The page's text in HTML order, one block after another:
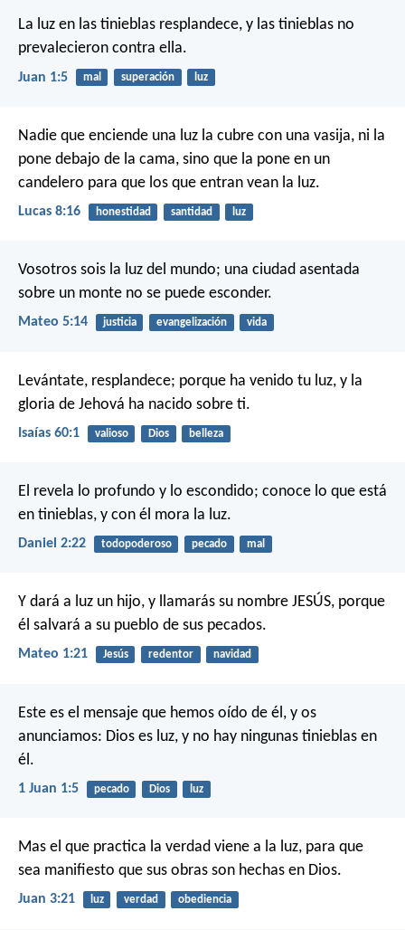
La luz en las tinieblas resplandece, y las tinieblas no
prevalecieron contra ella.
Juan 1:5 mal superación luz
Nadie que enciende una luz la cubre con una vasija, ni la
pone debajo de la cama, sino que la pone en un
candelero para que los que entran vean la luz.
Lucas 8:16 honestidad santidad luz
Vosotros sois la luz del mundo; una ciudad asentada
sobre un monte no se puede esconder.
Mateo 5:14 justicia evangelización vida
Levántate, resplandece; porque ha venido tu luz, y la
gloria de Jehová ha nacido sobre ti.
Isaías 60:1 valioso Dios belleza
El revela lo profundo y lo escondido; conoce lo que está
en tinieblas, y con él mora la luz.
Daniel 2:22 todopoderoso pecado mal
Y dará a luz un hijo, y llamarás su nombre JESÚS, porque
él salvará a su pueblo de sus pecados.
Mateo 1:21 Jesús redentor navidad
Este es el mensaje que hemos oído de él, y os
anunciamos: Dios es luz, y no hay ningunas tinieblas en
él.
1 Juan 1:5 pecado Dios luz
Mas el que practica la verdad viene a la luz, para que
sea manifiesto que sus obras son hechas en Dios.
Juan 3:21 luz verdad obediencia